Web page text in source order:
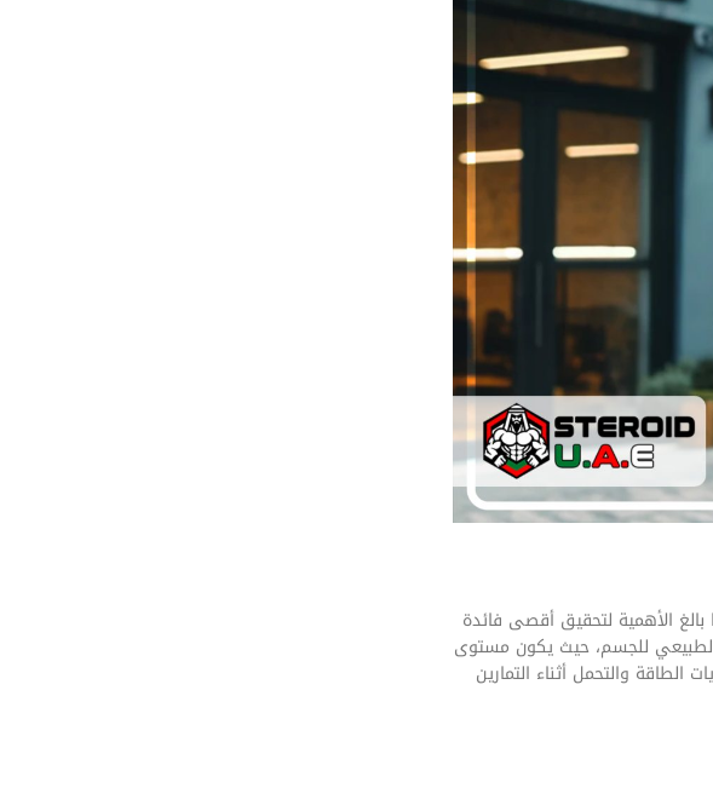
بالغ الأهمية لتحقيق أقصى فائدة
الطبيعي للجسم، حيث يكون مستوى
والتحمل أثناء التمارين